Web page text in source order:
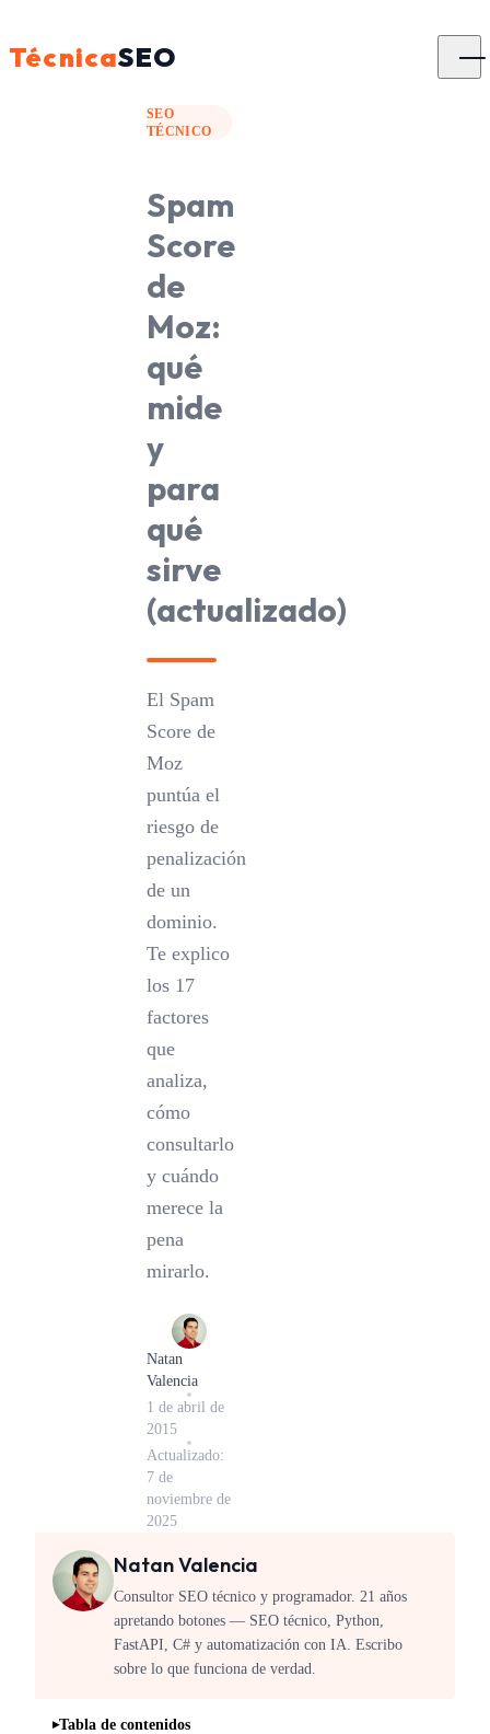
TécnicaSEO
SEO
TÉCNICO
Spam
Score
de
Moz:
qué
mide
y
para
qué
sirve
(actualizado)
El Spam
Score de
Moz
puntúa el
riesgo de
penalización
de un
dominio.
Te explico
los 17
factores
que
analiza,
cómo
consultarlo
y cuándo
merece la
pena
mirarlo.
Natan
Valencia
1 de abril de
2015
Actualizado:
7 de
noviembre de
2025
Natan Valencia
Consultor SEO técnico y programador. 21 años
apretando botones — SEO técnico, Python,
FastAPI, C# y automatización con IA. Escribo
sobre lo que funciona de verdad.
Tabla de contenidos